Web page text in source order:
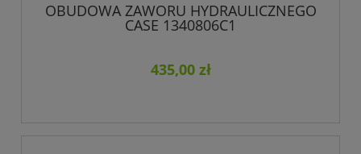
OBUDOWA ZAWORU HYDRAULICZNEGO
CASE 1340806C1
435,00 zł